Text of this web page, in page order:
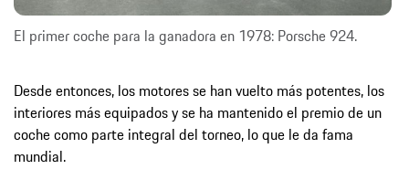
El primer coche para la ganadora en 1978: Porsche 924.
Desde entonces, los motores se han vuelto más potentes, los
interiores más equipados y se ha mantenido el premio de un
coche como parte integral del torneo, lo que le da fama
mundial.